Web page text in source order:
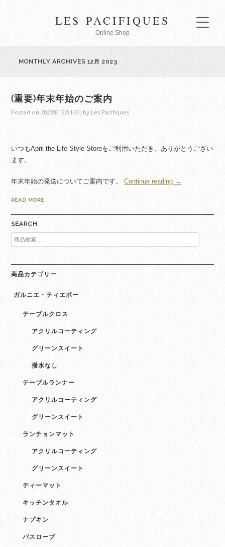
LES PACIFIQUES
Online Shop
MONTHLY ARCHIVES 12月 2023
(重要)年末年始のご案内
Posted on 2023年12月14日 by Les Pacifiques
いつもApril the Life Style Storeをご利用いただき、ありがとうござい
ます。
年末年始の発送についてご案内です。Continue reading “(重
末
→
READ MORE
SEARCH
検
索
象:
商品カテゴリー
ガルニエ・ティエボー
テーブルクロス
アクリルコーティング
グリーンスイート
撥水なし
テーブルランナー
アクリルコーティング
グリーンスイート
ランチョンマット
アクリルコーティング
グリーンスイート
ティーマット
キッチンタオル
ナプキン
バスローブ